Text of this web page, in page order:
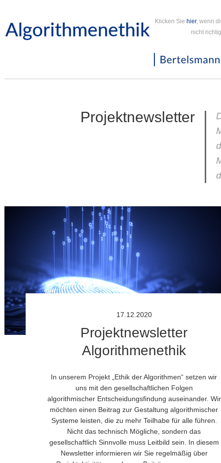
Klicken Sie hier, wenn
nicht
Projektnewsletter
17.12.2020
Projektnewsletter
Algorithmenethik
In unserem Projekt „Ethik der Algorithmen“ setzen wir
uns mit den gesellschaftlichen Folgen
algorithmischer Entscheidungsfindung auseinander. Wir
möchten einen Beitrag zur Gestaltung algorithmischer
Systeme leisten, die zu mehr Teilhabe für alle führen.
Nicht das technisch Mögliche, sondern das
gesellschaftlich Sinnvolle muss Leitbild sein. In diesem
Newsletter informieren wir Sie regelmäßig über